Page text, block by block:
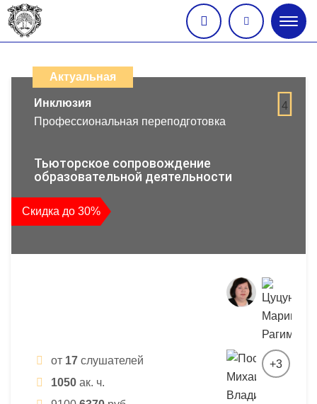
меню
дистанционных
образовательных
повышения
квалификации
и
профессиональной
Актуальная
4
Инклюзия
Профессиональная переподготовка
Тьюторское сопровождение
образовательной деятельности
Скидка до 30%
от 17 слушателей
1050 ак. ч.
+3